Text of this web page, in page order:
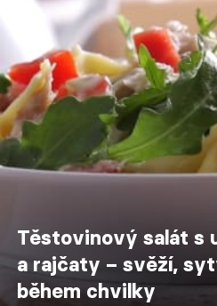
Těstovinový salát s
a rajčaty – svěží,
během chvilky